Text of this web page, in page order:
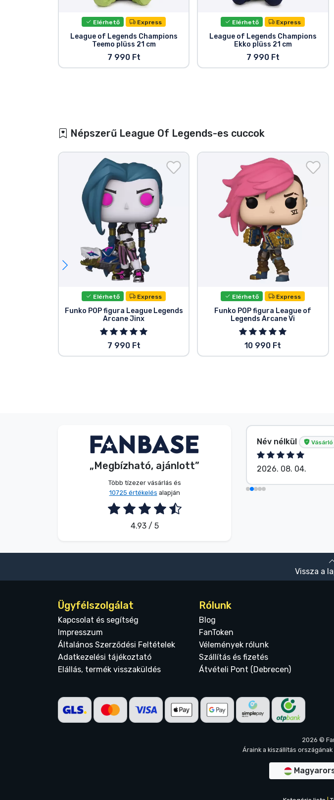
Elérhető Express
League of Legends Champions
Teemo plüss 21 cm
7 990 Ft
Elérhető Express
League of Legends Champions
Ekko plüss 21 cm
7 990 Ft
Népszerű League Of Legends-es cuccok
Elérhető Express
Funko POP figura League Legends
Arcane Jinx
7 990 Ft
Elérhető Express
Funko POP figura League of
Legends Arcane Vi
10 990 Ft
„Megbízható, ajánlott”
Több tízezer vásárlás és
10725 értékelés alapján
4.93 / 5
Név nélkül Vásárló
2026. 08. 05.
Név nélkül Vásárló
2026. 08. 04.
Vissza a
Ügyfélszolgálat
Kapcsolat és segítség
Impresszum
Általános Szerződési Feltételek
Adatkezelési tájékoztató
Elállás, termék visszaküldés
Rólunk
Blog
FanToken
Vélemények rólunk
Szállítás és fizetés
Átvételi Pont (Debrecen)
2026 ©
Áraink a kiszállítás